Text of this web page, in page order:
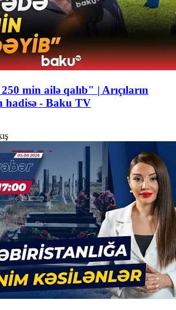
min ailə qalıb" | Arıçıların
hadisə - Baku TV